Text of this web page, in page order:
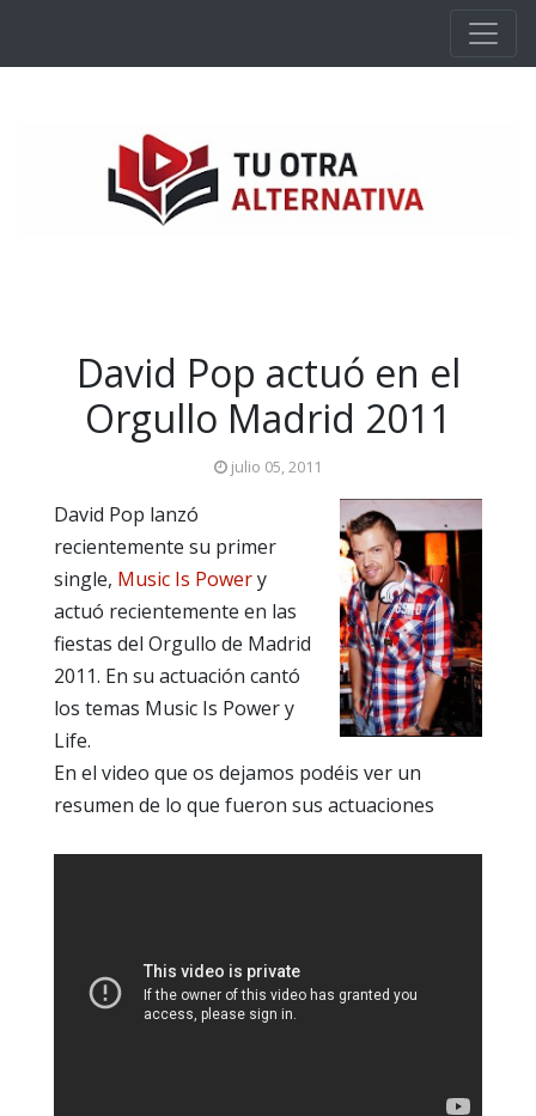
David Pop actuó en el
Orgullo Madrid 2011
julio 05, 2011
David Pop lanzó
recientemente su primer
single, Music Is Powery
actuó recientemente en las
fiestas del Orgullo de Madrid
2011. En su actuación cantó
los temas Music Is Power y
Life.
En el video que os dejamos podéis ver un
resumen de lo que fueron sus actuaciones